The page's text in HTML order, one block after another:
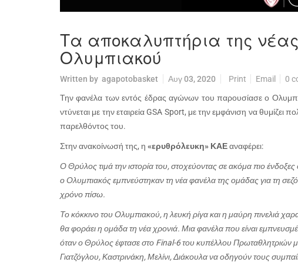
Τα αποκαλυπτήρια της
Ολυμπιακού
Written by agapotobasket Αυγ 03, 2020 Print Email 0
Την φανέλα των εντός έδρας αγώνων του παρουσίασε ο
ντύνεται με την εταιρείαGSA Sport, με την εμφάνιση να θυμίζει
παρελθόντος του.
Στην ανακοίνωσή της, η «ερυθρόλευκη» ΚΑΕαναφέρει:
Ο Θρύλος τιμά την ιστορία του, στοχεύοντας σε ακόμα πιο ένδοξες
ο Ολυμπιακός εμπνεύστηκαν τη νέα φανέλα της ομάδας για τη
χρόνο πίσω.
Το κόκκινο του Ολυμπιακού, η λευκή ρίγα και η μαύρη πινελιά
θα φοράει η ομάδα τη νέα χρονιά. Μια φανέλα που είναι
όταν ο Θρύλος έφτασε στο Final-6 του κυπέλλου Πρωταθλητριών
Γιατζόγλου, Καστρινάκη, Μελίνι, Διάκουλα να οδηγούν τους